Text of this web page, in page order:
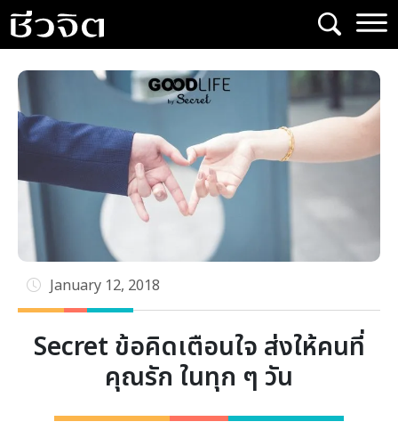
Skip
to
content
January 12, 2018
Secret ข้อคิดเตือนใจ ส่งให้คนที่
คุณรัก ในทุก ๆ วัน